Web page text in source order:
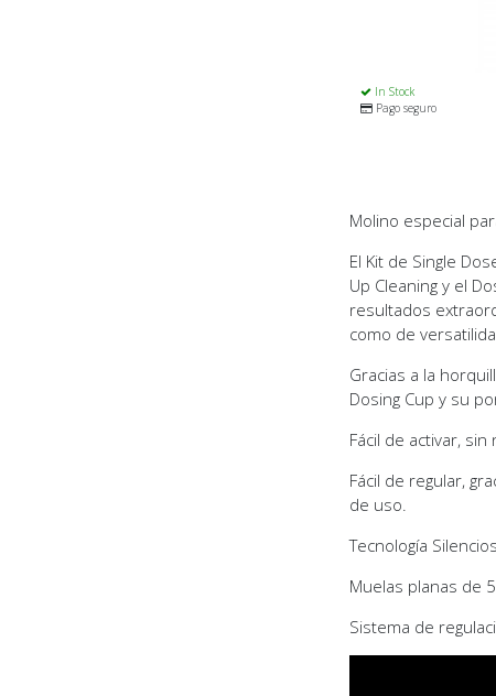
In Stock
Pago seguro
Molino especial
El Kit de Single
Up Cleaning y el
resultados
como de
Gracias a la
Dosing Cup y su
Fácil de activar,
Fácil de regular,
de uso.
Tecnología
Muelas planas de
Sistema de